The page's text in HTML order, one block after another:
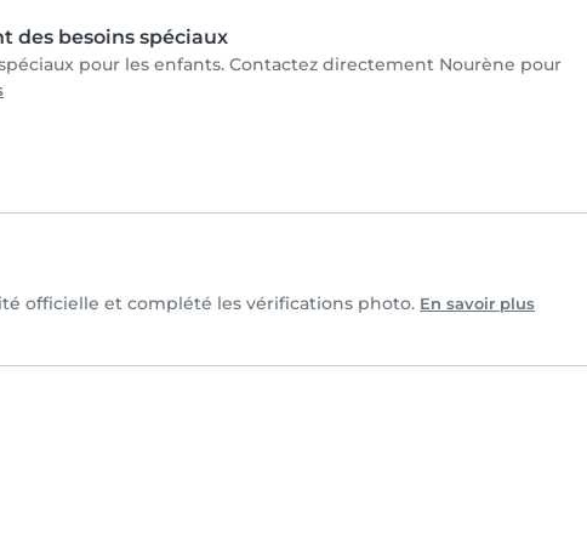
des besoins spéciaux
pour les enfants. Contactez directement Nourène pour
officielle et complété les vérifications photo. En savoir plus